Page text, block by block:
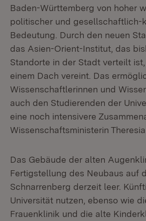
Baden-Württemberg von hoher
politischer und gesellschaftlich-
Bedeutung. Durch den neuen
das Asien-Orient-Institut, das
Standorte in der Stadt verteilt
einem Dach vereint. Das
Wissenschaftlerinnen und
auch den Studierenden der
eine noch intensivere
Wissenschaftsministerin Theresia
Das Gebäude der alten
Fertigstellung des Neubaus auf
Schnarrenberg derzeit leer.
Universität nutzen, ebenso wie
Frauenklinik und die alte